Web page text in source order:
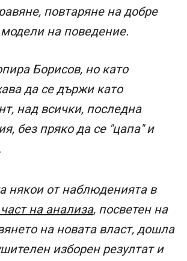
повтаряне на добре
на поведение.
Борисов, но като
да се държи като
над всички, последна
без пряко да се "цапа" и
някои от наблюденията в
на анализа, посветен на
на новата власт, дошла
изборен резултат и